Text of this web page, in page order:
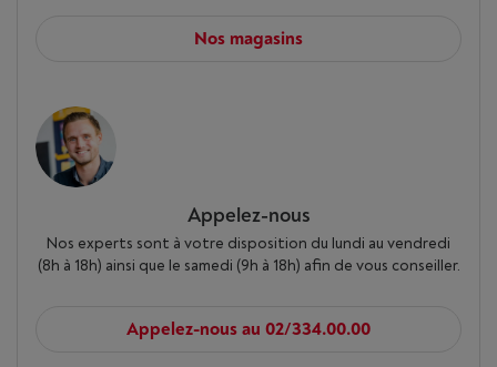
Mélangez des croquis ou des photos avec des textes qui
correspondent à votre imagination. A partir d'une simple
description textuelle ou d'une ébauche de croquis,
autocollants à votre clavier ou partagez-les avec vos
Des suggestions en temps réel
La nouvelle fonctionnalité Now Nudge peut détecter le
contexte sur votre écran et vous proposer des raccourcis
Nos magasins
Appelez-nous
Nos experts sont à votre disposition du lundi au vendredi
(8h à 18h) ainsi que le samedi (9h à 18h) afin de vous conseiller.
Appelez-nous au 02/334.00.00